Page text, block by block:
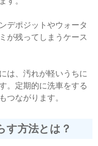
デポジットやウォータ
が残ってしまうケース
は、汚れが軽いうちに
。定期的に洗車をする
つながります。
す方法とは？